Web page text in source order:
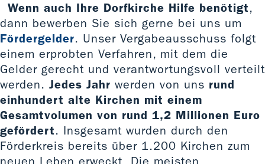
Wenn auch Ihre Dorfkirche Hilfe benötigt,
dann bewerben Sie sich gerne bei uns um
Fördergelder. Unser Vergabeausschuss folgt
einem erprobten Verfahren, mit dem die
Gelder gerecht und verantwortungsvoll verteilt
werden. Jedes Jahr werden von uns rund
einhundert alte Kirchen mit einem
Gesamtvolumen von rund 1,2 Millionen Euro
gefördert. Insgesamt wurden durch den
Förderkreis bereits über 1.200 Kirchen zum